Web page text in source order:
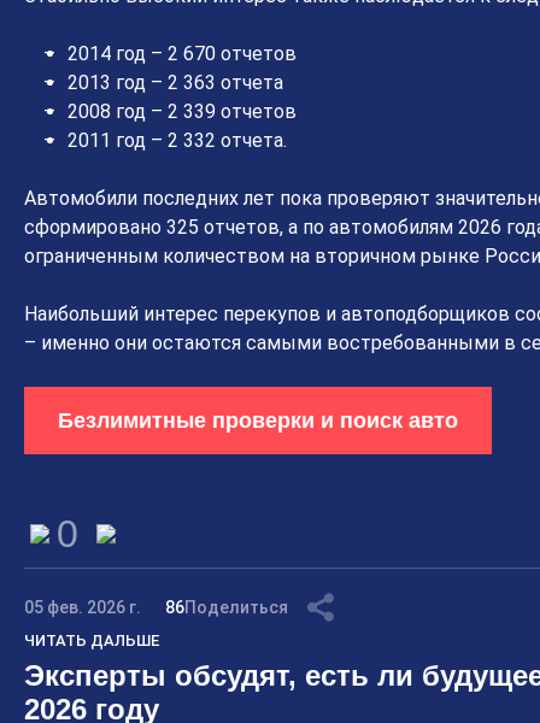
2014 год – 2 670 отчетов
2013 год – 2 363 отчета
2008 год – 2 339 отчетов
2011 год – 2 332 отчета.
Автомобили последних лет пока проверяют
сформировано 325 отчетов, а по автомобилям 2026
ограниченным количеством на вторичном рынке
Наибольший интерес перекупов и автоподборщиков
– именно они остаются самыми востребованными в
Безлимитные проверки и поиск авто
0
05 фев. 2026 г. 86Поделиться
ЧИТАТЬ ДАЛЬШЕ
Эксперты обсудят, есть ли
2026 году